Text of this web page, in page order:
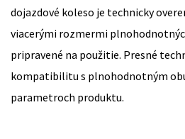
dojazdové koleso je technicky
viacerými rozmermi
pripravené na použitie. Presné
kompatibilitu s plnohodnotným
parametroch produktu.